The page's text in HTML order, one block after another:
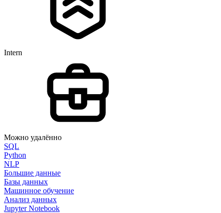
Intern
Можно удалённо
SQL
Python
NLP
Большие данные
Базы данных
Машинное обучение
Анализ данных
Jupyter Notebook